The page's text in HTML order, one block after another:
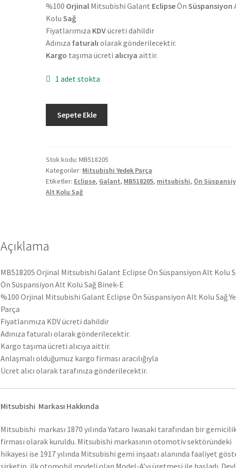
%100 Orjinal Mitsubishi Galant EclipseÖnSüspansiyon
KoluSağ
Fiyatlarımıza KDVücreti dahildir
Adınıza faturalı olarak gönderilecektir.
Kargo taşıma ücreti alıcıya aittir.
1 adet stokta
Mitsubishi
Ön
Süspansiyon
Alt
Kolu
Sepete Ekle
Stok kodu:MB518205
Kategoriler: Mitsubishi Yedek Parça
Etiketler: Eclipse, Galant, MB518205, mitsubishi, Ön
Alt Kolu Sağ
Açıklama
MB518205 Orjinal Mitsubishi Galant Eclipse Ön Süspansiyon Alt Kolu
Ön Süspansiyon Alt Kolu Sağ Binek-E
%100 Orjinal Mitsubishi Galant Eclipse Ön Süspansiyon Alt Kolu Sağ
Parça
Fiyatlarımıza KDV ücreti dahildir
Adınıza faturalı olarak gönderilecektir.
Kargo taşıma ücreti alıcıya aittir.
Anlaşmalı olduğumuz kargo firması aracılığıyla
Ücret alıcı olarak tarafınıza gönderilecektir.
Mitsubishi Markası Hakkında
Mitsubishi markası 1870 yılında Yataro Iwasaki tarafından bir
firması olarak kuruldu. Mitsubishi markasının otomotiv sektöründeki
hikayesi ise 1917 yılında Mitsubishi gemi inşaatı alanında faaliyet